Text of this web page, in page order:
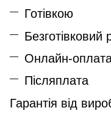
Готівкою
Безготівковий
Онлайн-
Післяплата
Гарантія від